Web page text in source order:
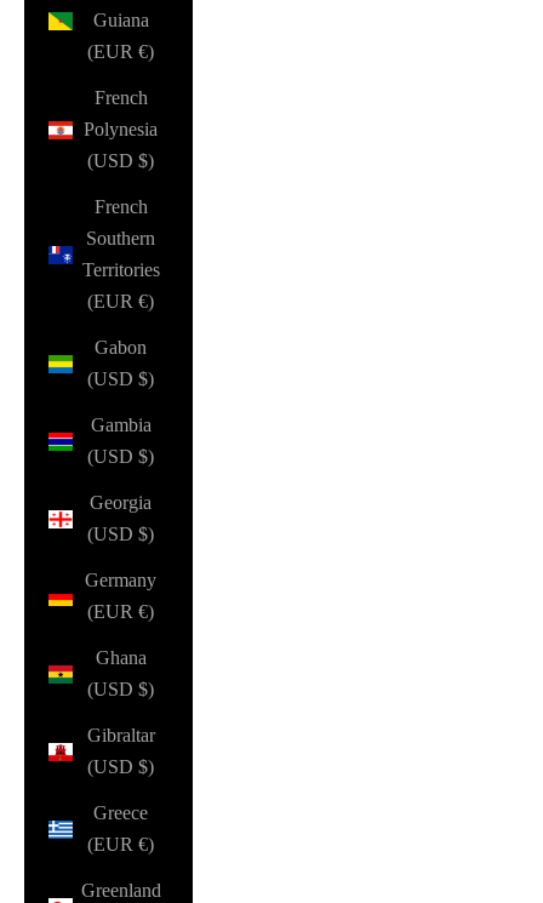
Guiana
(EUR €)
French
Polynesia
(USD $)
French
Southern
Territories
(EUR €)
Gabon
(USD $)
Gambia
(USD $)
Georgia
(USD $)
Germany
(EUR €)
Ghana
(USD $)
Gibraltar
(USD $)
Greece
(EUR €)
Greenland